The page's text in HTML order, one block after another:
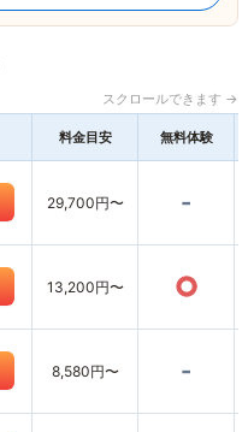
スクロールできます →
料金目安 無料体験
29,700円〜 -
13,200円〜 ○
8,580円〜 -